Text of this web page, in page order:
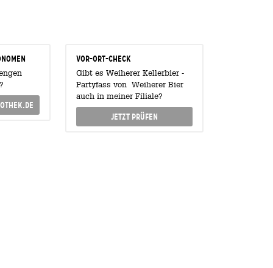
Vor-Ort-Check
Gibt es Weiherer Kellerbier -
Partyfass von Weiherer Bier
auch in meiner Filiale?
Jetzt prüfen